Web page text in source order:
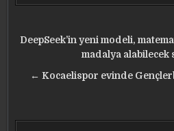
Yazı
gezinmesi
DeepSeek’in yeni modeli,
madalya alabilecek
← Kocaelispor evinde